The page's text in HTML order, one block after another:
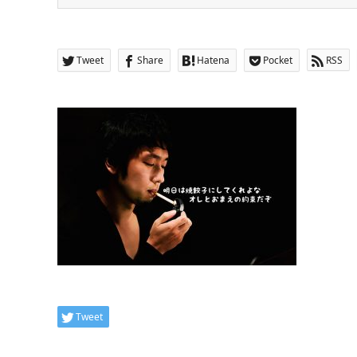
Tweet Share Hatena Pocket RSS
Tweet